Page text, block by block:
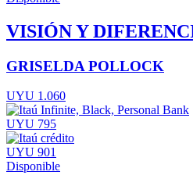
VISIÓN Y
GRISELDA POLLOCK
UYU 1.060
UYU 795
UYU 901
Disponible